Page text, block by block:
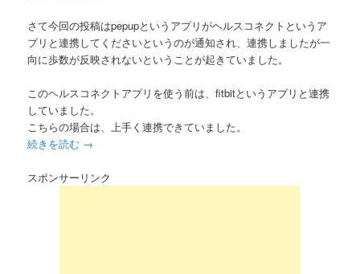
さて今回の投稿はpepupというアプリがヘルスコネクトというア
プリと連携してくださいというのが通知され、連携しましたが一
向に歩数が反映されないということが起きていました。
このヘルスコネクトアプリを使う前は、fitbitというアプリと連携
していました。
こちらの場合は、上手く連携できていました。
続きを読む →
スポンサーリンク